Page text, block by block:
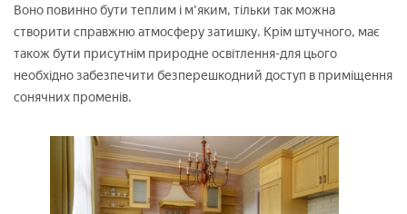
Воно повинно бути теплим і м'яким, тільки так можна
створити справжню атмосферу затишку. Крім штучного, має
також бути присутнім природне освітлення-для цього
необхідно забезпечити безперешкодний доступ в приміщення
сонячних променів.